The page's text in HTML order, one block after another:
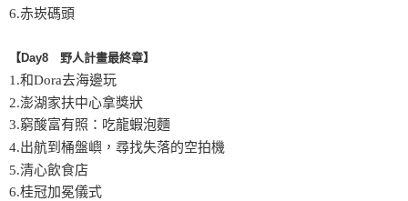
6.赤崁碼頭
【Day8 野人計畫最終章】
1.和Dora去海邊玩
2.澎湖家扶中心拿獎狀
3.窮酸富有照：吃龍蝦泡麵
4.出航到桶盤嶼，尋找失落的空拍機
5.清心飲食店
6.桂冠加冕儀式